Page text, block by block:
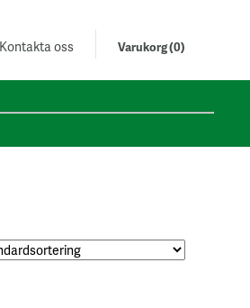
Varukorg (0)
Kontakta oss